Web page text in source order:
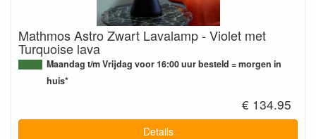
Mathmos Astro Zwart Lavalamp - Violet met
Turquoise lava
Maandag t/m Vrijdag voor 16:00 uur besteld = morgen in
huis*
€ 134.95
Details